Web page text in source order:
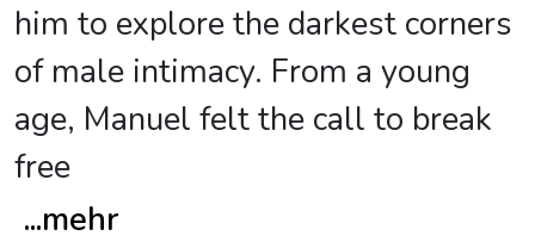
him to explore the darkest corners
of male intimacy. From a young
age, Manuel felt the call to break
free
...mehr